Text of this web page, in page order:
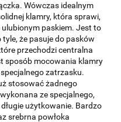
Wówczas idealnym
klamry, która sprawi,
ulubionym paskiem. Jest to
że pasuje do pasków
przechodzi centralna
sposób mocowania klamry
zatrzasku.
stosować żadnego
ze specjalnego,
użytkowanie. Bardzo
srebrna powłoka